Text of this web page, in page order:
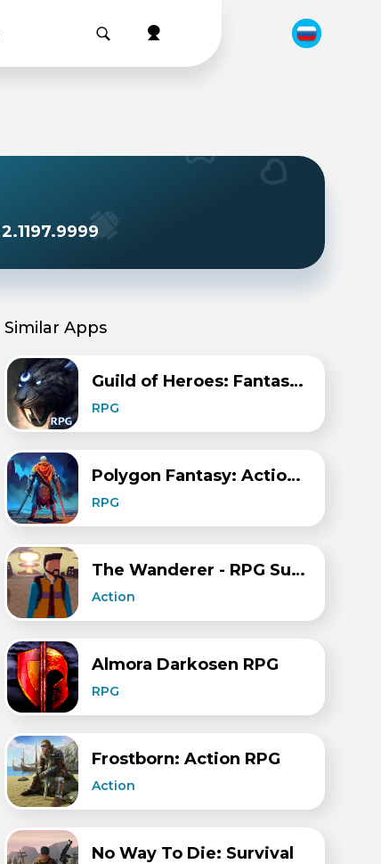
2.1197.9999
Similar Apps
Guild of Heroes: Fantasy RPG.
RPG
Polygon Fantasy: Action RPG
RPG
The Wanderer - RPG Survival
Action
Almora Darkosen RPG
RPG
Frostborn: Action RPG
Action
No Way To Die: Survival